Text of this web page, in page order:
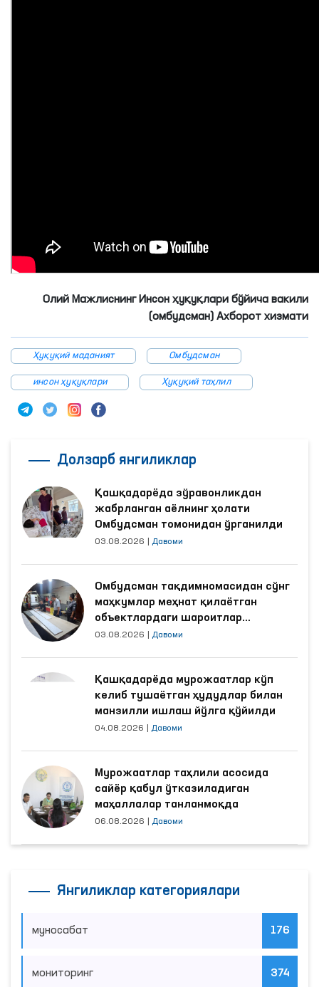
Олий Мажлиснинг Инсон ҳуқуқлари бўйича вакили
(омбудсман) Ахборот хизмати
Ҳуқуқий маданият Омбудсман
инсон ҳуқуқлари Ҳуқуқий таҳлил
Долзарб янгиликлар
Қашқадарёда зўравонликдан
жабрланган аёлнинг ҳолати
Омбудсман томонидан ўрганилди
03.08.2026 Давоми
Омбудсман тақдимномасидан сўнг
маҳкумлар меҳнат қилаётган
объектлардаги шароитлар
яхшиланди
03.08.2026 Давоми
Қашқадарёда мурожаатлар кўп
келиб тушаётган ҳудудлар билан
манзилли ишлаш йўлга қўйилди
04.08.2026 Давоми
Мурожаатлар таҳлили асосида
сайёр қабул ўтказиладиган
маҳаллалар танланмоқда
06.08.2026 Давоми
Янгиликлар категориялари
муносабат 176
мониторинг 374